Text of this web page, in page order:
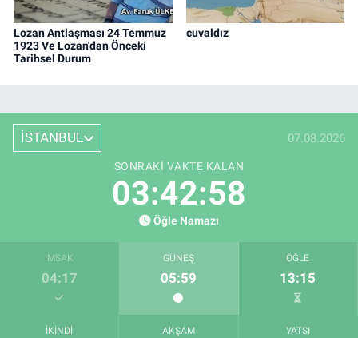
Lozan Antlaşması 24 Temmuz
1923 Ve Lozan'dan Önceki
Tarihsel Durum
cuvaldız
İSTANBUL 07.08.2026
SONRAKI VAKTE KALAN
03:42:57
Öğle Namazı
İMSAK
04:17
GÜNEŞ
05:59
ÖĞLE
13:15
İKINDI AKŞAM YATSI